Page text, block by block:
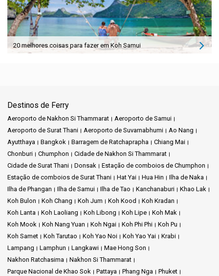
20 melhores coisas para fazer em Koh Samui
Destinos de Ferry
Aeroporto de Nakhon Si Thammarat
Aeroporto de Samui
Aeroporto de Surat Thani
Aeroporto de Suvarnabhumi
Ao Nang
Ayutthaya
Bangkok Barragem de Ratchaprapha
Chiang Mai
Chonburi
Chumphon
Cidade de Nakhon Si Thammarat
Cidade de Surat Thani
Donsak
Estação de comboios de Chumphon
Estação de comboios de Surat Thani
Hat Yai Hua Hin
Ilha de Naka
Ilha de Phangan
Ilha de Samui Ilha de Tao Kanchanaburi
Khao Lak
Koh Bulon
Koh Chang Koh Jum Koh Kood
Koh Kradan
Koh Lanta
Koh Laoliang Koh Libong Koh Lipe
Koh Mak
Koh Mook
Koh Nang Yuan Koh Ngai Koh Phi Phi
Koh Pu
Koh Samet
Koh Tarutao Koh Yao Noi Koh Yao Yai
Krabi
Lampang
Lamphun Langkawi
Mae Hong Son
Nakhon Ratchasima
Nakhon Si Thammarat
Parque Nacional de Khao Sok
Pattaya Phang Nga
Phuket